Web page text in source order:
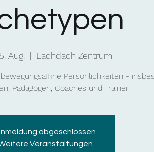
Aug.
  |
Lachdach Zentrum
Persönlichkeiten -
Pädagogen, Coaches und Trainer
abgeschlossen
Veranstaltungen